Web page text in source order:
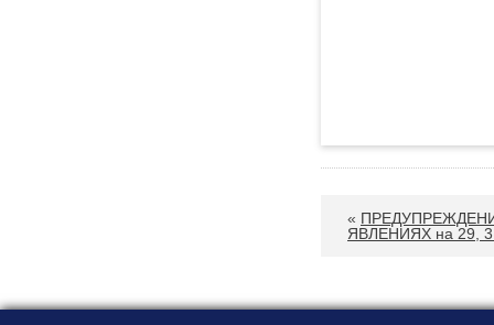
«
ЯВЛЕНИЯХ на 29,